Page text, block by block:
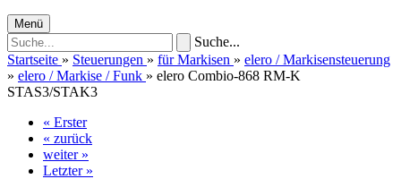
Menü
Suche...
Startseite » Steuerungen » für Markisen » elero / Markisensteuerung
» elero / Markise / Funk » elero Combio-868 RM-K
STAS3/STAK3
« Erster
« zurück
weiter »
Letzter »